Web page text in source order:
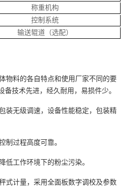
称重机构
控制系统
输送辊道（选配）
物料的各自特点和使用厂家不同的要
备技术先进，经久耐用，易损件少。
装无级调速，设备性能稳定，包装精
制过程高度可靠。
低工作环境下的粉尘污染。
式计量，采用全面板数字调校及参数